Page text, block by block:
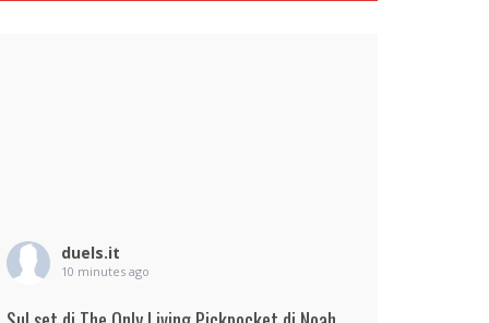
duels.it
10 minutes ago